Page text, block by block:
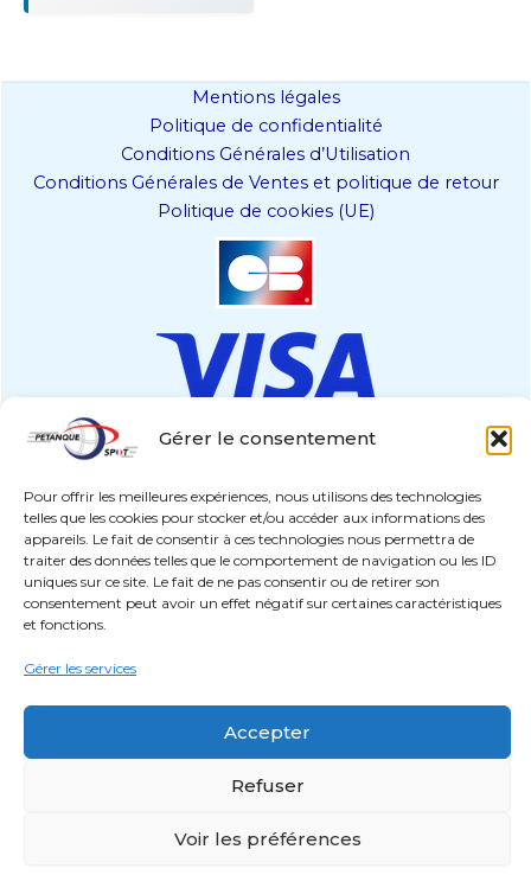
Gérer le consentement
Pour offrir les meilleures expériences, nous utilisons des technologies
telles que les cookies pour stocker et/ou accéder aux informations des
appareils. Le fait de consentir à ces technologies nous permettra de
traiter des données telles que le comportement de navigation ou les ID
uniques sur ce site. Le fait de ne pas consentir ou de retirer son
consentement peut avoir un effet négatif sur certaines caractéristiques
et fonctions.
Gérer les services
Accepter
Refuser
Voir les préférences
peuvent
être
choisies
sur
la
page
du
produit
être
page
Mentions légales
Politique de confidentialité
Conditions Générales d’Utilisation
Conditions Générales de Ventes et politique de retour
Politique de cookies (UE)
paiement sécurisé
Copyright © 2026 Pétanque Spot France
PETANQUE SPOT – Qui sommes-nous ?
Charte éthique et environnementale
pour nous contacter :
contact@petanque-spot.com